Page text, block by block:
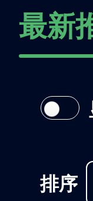
最新
排序